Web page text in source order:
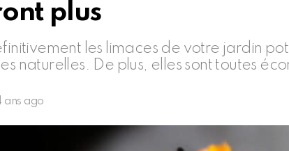
plus
les limaces de votre jardin
naturelles. De plus, elles sont toutes
ans ago